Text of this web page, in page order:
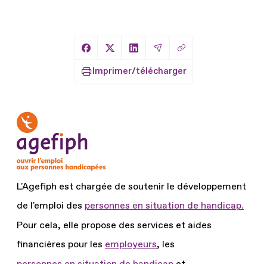
Partager sur Facebook
Partager sur X
Partager sur LinkedIn
Partager par Email
Copier le lien
Imprimer/télécharger
L'Agefiph est chargée de soutenir le développement
de l'emploi des personnes en situation de handicap.
Pour cela, elle propose des services et aides
financières pour les employeurs, les